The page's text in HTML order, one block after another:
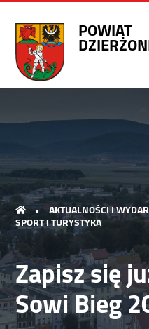
POWIAT
• AKTUALNOŚCI I
SPORT I TURYSTYKA
Zapisz się
Sowi Bieg